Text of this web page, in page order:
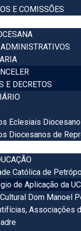
E COMISSÕES
E DECRETOS
Eclesiais
Diocesanos de
Católica de
de Aplicação da
Dom Manoel
Associações